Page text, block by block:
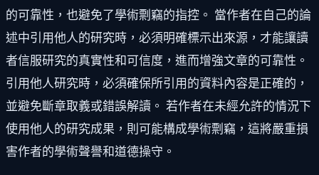
的可靠性，也避免了學術剽竊的指控。 當作者在自己的論
述中引用他人的研究時，必須明確標示出來源，才能讓讀
者信服研究的真實性和可信度，進而增強文章的可靠性。
引用他人研究時，必須確保所引用的資料內容是正確的，
並避免斷章取義或錯誤解讀。 若作者在未經允許的情況下
使用他人的研究成果，則可能構成學術剽竊，這將嚴重損
害作者的學術聲譽和道德操守。